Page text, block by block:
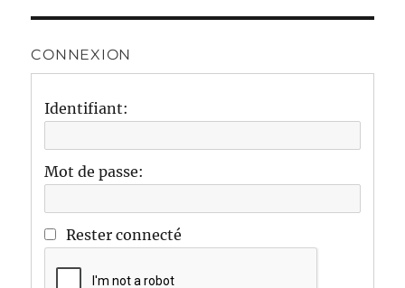
CONNEXION
Identifiant:
Mot de passe:
Rester connecté